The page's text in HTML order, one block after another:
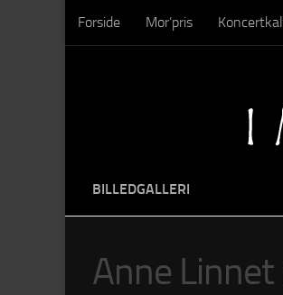
Skip to content
Forside Mor’pris
BILLEDGALLERI
Anne Linnet